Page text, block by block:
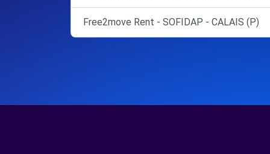
Free2move Rent - SOFIDAP - CALAIS (P)